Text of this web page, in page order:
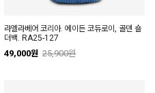
라엘라베어 코리아. 에이든 코듀로이, 골덴 숄
더백. RA25-127
49,000원 25,900원